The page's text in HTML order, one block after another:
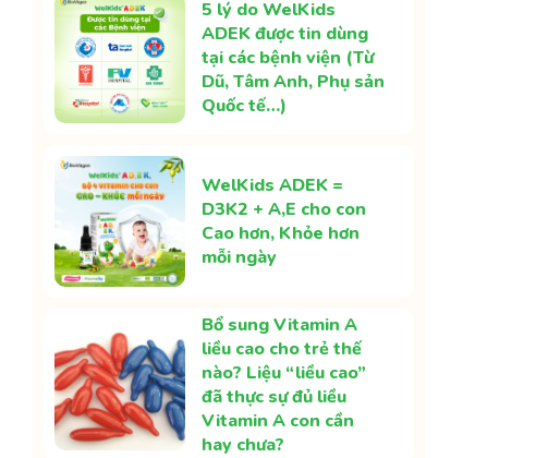
5 lý do WelKids
ADEK được tin dùng
tại các bệnh viện (Từ
Dũ, Tâm Anh, Phụ sản
Quốc tế…)
WelKids ADEK =
D3K2 + A,E cho con
Cao hơn, Khỏe hơn
mỗi ngày
Bổ sung Vitamin A
liều cao cho trẻ thế
nào? Liệu “liều cao”
đã thực sự đủ liều
Vitamin A con cần
hay chưa?